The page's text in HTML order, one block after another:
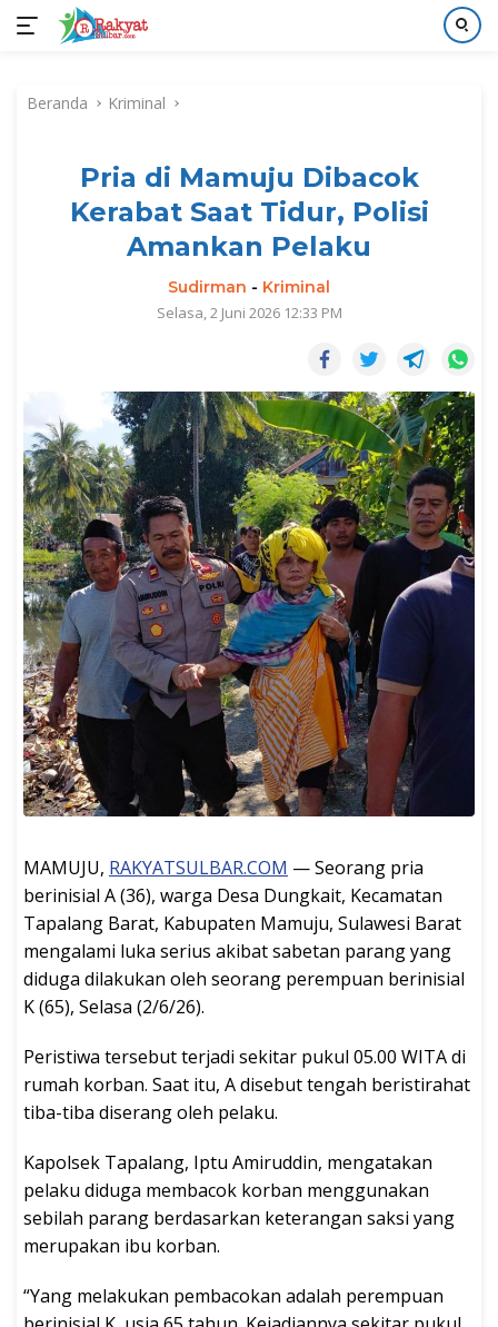
kontenBeranda Kriminal
Pria di Mamuju Dibacok
Kerabat Saat Tidur, Polisi
Amankan Pelaku
Sudirman - Kriminal
Selasa, 2 Juni 2026 12:33 PM
MAMUJU, RAKYATSULBAR.COM — Seorang pria
berinisial A (36), warga Desa Dungkait, Kecamatan
Tapalang Barat, Kabupaten Mamuju, Sulawesi Barat
mengalami luka serius akibat sabetan parang yang
diduga dilakukan oleh seorang perempuan berinisial
K (65), Selasa (2/6/26).
Peristiwa tersebut terjadi sekitar pukul 05.00 WITA di
rumah korban. Saat itu, A disebut tengah beristirahat
tiba-tiba diserang oleh pelaku.
Kapolsek Tapalang, Iptu Amiruddin, mengatakan
pelaku diduga membacok korban menggunakan
sebilah parang berdasarkan keterangan saksi yang
merupakan ibu korban.
“Yang melakukan pembacokan adalah perempuan